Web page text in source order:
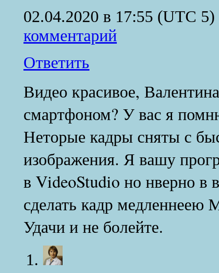
02.04.2020 в 17:55 (UTC 5)
комментарий
Ответить
Видео красивое,
смартфоном? У вас я
Неторые кадры сняты с
изображения. Я вашу
в VideoStudio но нверно
сделать кадр медленнеею
Удачи и не болейте.